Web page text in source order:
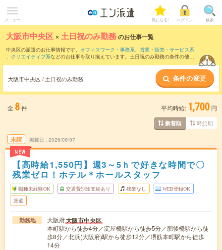
メニュー 気になる! ログイン 検索
大阪市中央区 ×土日祝のみ勤務のお仕事一覧
中央区の派遣のお仕事情報です。 オフィスワーク・事務系、 営業・販売・サービス系
、 クリエイティブ系などのお仕事を取り揃えています。土日祝のみ勤務の条件の他
大阪市中央区 / 土日祝のみ勤務 条件の変更
全 8件 平均時給: 1,700 円
新着順 時給順
未読
NEW
掲載日 2026/08/07
【高時給1,550円】週3～5ｈで好きな時間で〇
残業ゼロ！ホテル＊ホールスタッフ
職種未経験OK 交通費別途支給あり 残業なし WEB登録OK
派遣
勤務地 大阪府大阪市中央区
本町駅から徒歩4分／淀屋橋駅から徒歩5分／肥後橋駅から徒
歩8分／北浜(大阪府)駅から徒歩12分／堺筋本町駅から徒歩
14分